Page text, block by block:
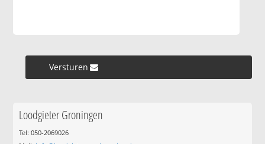
Versturen »
Loodgieter Groningen
Tel: 050-2069026